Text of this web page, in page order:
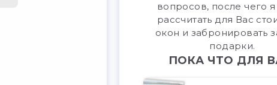
ПОКА ЧТО ДЛЯ
вопросов, после чего
рассчитать для Вас
окон и забронировать
подарки.